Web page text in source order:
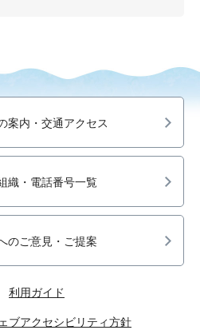
案内・交通アクセス
織・電話番号一覧
のご意見・ご提案
利用ガイド
ブアクセシビリティ方針